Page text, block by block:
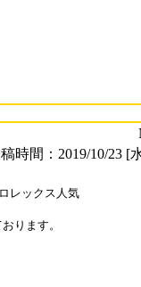
時間：2019/10/23 [
レックス人気
ります。